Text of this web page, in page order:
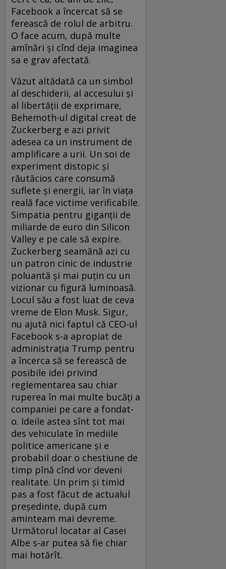
Facebook a încercat să se
ferească de rolul de arbitru.
O face acum, după multe
amînări și cînd deja imaginea
sa e grav afectată.
Văzut altădată ca un simbol
al deschiderii, al accesului și
al libertății de exprimare,
Behemoth-ul digital creat de
Zuckerberg e azi privit
adesea ca un instrument de
amplificare a urii. Un soi de
experiment distopic și
răutăcios care consumă
suflete și energii, iar în viața
reală face victime verificabile.
Simpatia pentru giganții de
miliarde de euro din Silicon
Valley e pe cale să expire.
Zuckerberg seamănă azi cu
un patron cinic de industrie
poluantă și mai puțin cu un
vizionar cu figură luminoasă.
Locul său a fost luat de ceva
vreme de Elon Musk. Sigur,
nu ajută nici faptul că CEO-ul
Facebook s-a apropiat de
administrația Trump pentru
a încerca să se ferească de
posibile idei privind
reglementarea sau chiar
ruperea în mai multe bucăți a
companiei pe care a fondat-
o. Ideile astea sînt tot mai
des vehiculate în mediile
politice americane și e
probabil doar o chestiune de
timp pînă cînd vor deveni
realitate. Un prim și timid
pas a fost făcut de actualul
președinte, după cum
aminteam mai devreme.
Următorul locatar al Casei
Albe s-ar putea să fie chiar
mai hotărît.